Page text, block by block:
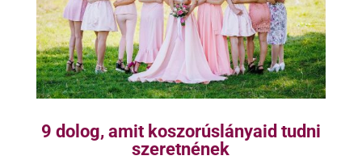
9 dolog, amit koszorúslányaid tudni
szeretnének